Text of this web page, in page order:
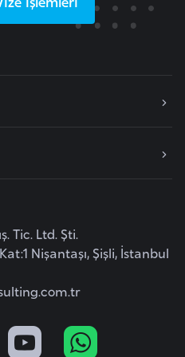
Tic. Ltd. Şti.
Nişantaşı, Şişli, İstanbul